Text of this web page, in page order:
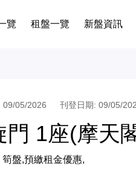
覽 租盤一覽 新盤資訊
09/05/2026 刊登日期: 09/05/
門 1座(摩天
筍盤,預繳租金優惠,